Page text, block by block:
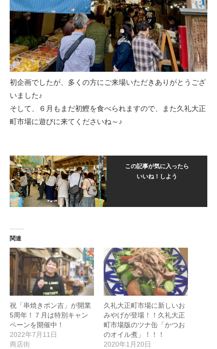
初企画でしたが、多くの方にご来場いただきありがとうござ
いました♪
そして、６月もまだ初鰹を食べられますので、また久礼大正
町市場に遊びに来てくださいね～♪
この記事が気に入ったら
いいね！しよう
関連
祝「串焼きポン吉」が開業
5周年！７月は特別キャン
ペーンを開催中！
2022年7月11日
商店街
久礼大正町市場に新しいお
みやげが登場！！久礼大正
町市場版のツナ缶「かつお
のオイル煮」！！！
2020年1月20日